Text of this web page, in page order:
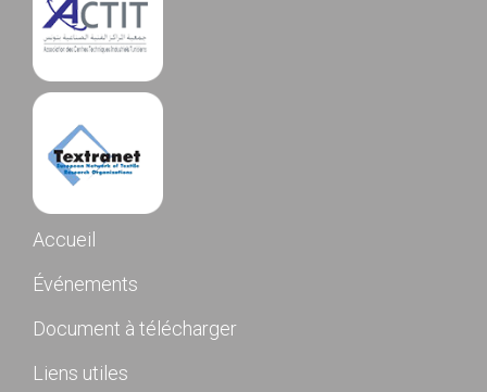
Accueil
Événements
Document à télécharger
Liens utiles